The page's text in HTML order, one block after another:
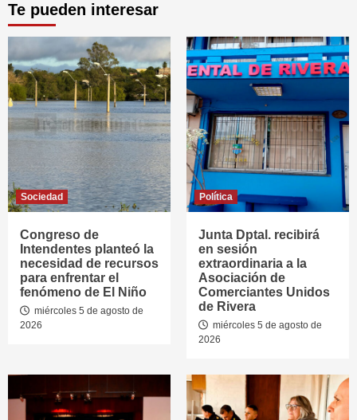
Te pueden interesar
Sociedad
Congreso de
Intendentes planteó la
necesidad de recursos
para enfrentar el
fenómeno de El Niño
miércoles 5 de agosto de
2026
Política
Junta Dptal. recibirá
en sesión
extraordinaria a la
Asociación de
Comerciantes Unidos
de Rivera
miércoles 5 de agosto de
2026